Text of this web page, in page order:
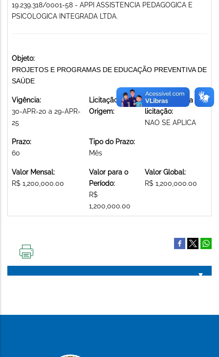
19.239.318/0001-58 - APPI ASSISTENCIA PEDAGOGICA E
PSICOLOGICA INTEGRADA LTDA.
Objeto:
PROJETOS E PROGRAMAS DE EDUCAÇÃO PREVENTIVA DE
SAÚDE
Vigência:
30-APR-20 a 29-APR-
25
Licitação de
Origem:
Modalidade da
licitação:
NAO SE APLICA
Prazo:
60
Tipo do Prazo:
Mês
Valor Mensal:
R$ 1,200,000.00
Valor para o
Período:
R$
1,200,000.00
Valor Global:
R$ 1,200,000.00
PÁGINA